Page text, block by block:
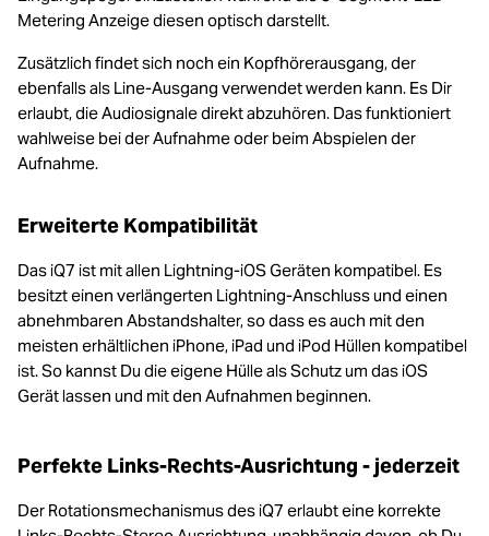
Metering Anzeige diesen optisch darstellt.
Zusätzlich findet sich noch ein Kopfhörerausgang, der
ebenfalls als Line-Ausgang verwendet werden kann. Es Dir
erlaubt, die Audiosignale direkt abzuhören. Das funktioniert
wahlweise bei der Aufnahme oder beim Abspielen der
Aufnahme.
Erweiterte Kompatibilität
Das iQ7 ist mit allen Lightning-iOS Geräten kompatibel. Es
besitzt einen verlängerten Lightning-Anschluss und einen
abnehmbaren Abstandshalter, so dass es auch mit den
meisten erhältlichen iPhone, iPad und iPod Hüllen kompatibel
ist. So kannst Du die eigene Hülle als Schutz um das iOS
Gerät lassen und mit den Aufnahmen beginnen.
Perfekte Links-Rechts-Ausrichtung - jederzeit
Der Rotationsmechanismus des iQ7 erlaubt eine korrekte